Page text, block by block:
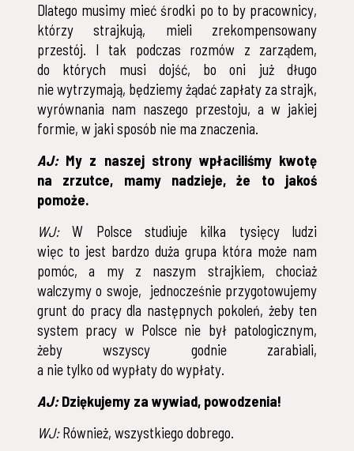
Dlatego musimy mieć środki po to by pracownicy,
którzy strajkują, mieli zrekompensowany
przestój. I tak podczas rozmów z zarządem,
do których musi dojść, bo oni już długo
nie wytrzymają, będziemy żądać zapłaty za strajk,
wyrównania nam naszego przestoju, a w jakiej
formie, w jaki sposób nie ma znaczenia.
AJ:My z naszej strony wpłaciliśmy kwotę
na zrzutce, mamy nadzieje, że to jakoś
pomoże.
WJ:W Polsce studiuje kilka tysięcy ludzi
więc to jest bardzo duża grupa która może nam
pomóc, a my z naszym strajkiem, chociaż
walczymy o swoje, jednocześnie przygotowujemy
grunt do pracy dla następnych pokoleń, żeby ten
system pracy w Polsce nie był patologicznym,
żeby wszyscy godnie zarabiali,
a nie tylko od wypłaty do wypłaty.
AJ:Dziękujemy za wywiad, powodzenia!
WJ:Również, wszystkiego dobrego.